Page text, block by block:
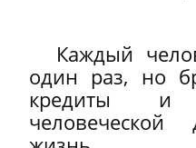
Каждый
один раз, но
кредиты и